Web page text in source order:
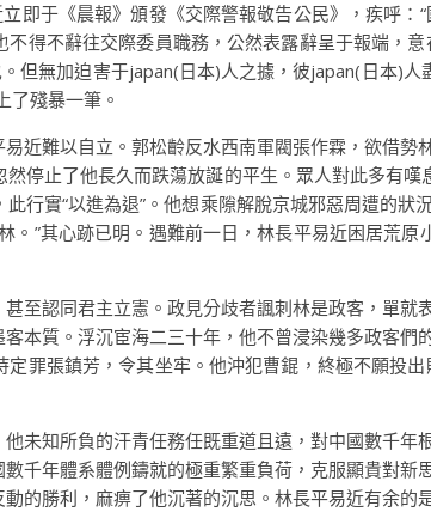
即于《晨報》頒發《交際警報敬告公民》，疾呼
得不辭往交際委員職務，公然表露辭呈于報端，
但無加迫害于japan(日本)人之據，彼japan(日本)人
了殘暴一筆。
近難以自立。郭松齡反水西南軍閥張作霖，欲借
停止了他長久而跌蕩放誕的平生。眾人對此多有
行實“以進為退”。他想乘隙解脫京城邪惡周遭的
。”其心跡已明。遇難前一日，林長平易近困居荒
至認同君主立憲。政見分歧者諷刺林是政客，單
本質。浮沉宦海二三十年，他不曾浸染幾多政客
罪張鎮芳，令其坐牢。他沖犯曹錕，終極不願投
未知所負的汗青任務任既重道且遠，對中國數千
千年體系體例鑄就的極重繁重負荷，克服顯貴對
的勝利，麻痹了他沉著的沉思。林長平易近有余